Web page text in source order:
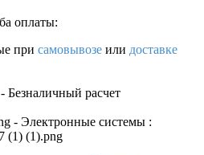
оплаты:
при самовывозе или доставке
- Безналичный расчет
- Электронные системы :